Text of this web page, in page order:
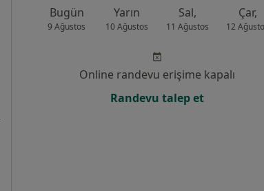
Bugün
9 Ağustos
Yarın
10 Ağustos
Sal,
11 Ağustos
Çar,
12
Online randevu erişime kapalı
Randevu talep et